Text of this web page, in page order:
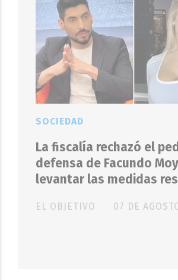
La fiscalía rechazó el
defensa de Facundo
levantar las medidas
EL OBJETIVO
SOCIEDAD
07 DE